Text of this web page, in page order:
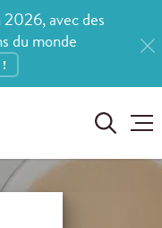
avec des
du monde